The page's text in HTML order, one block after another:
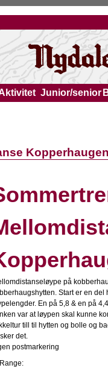
Junior/senior
på
Start er en del
En på 5,8 & en på
var at løypen skal kunne
till til hytten og bolle og
det.
postmarkering